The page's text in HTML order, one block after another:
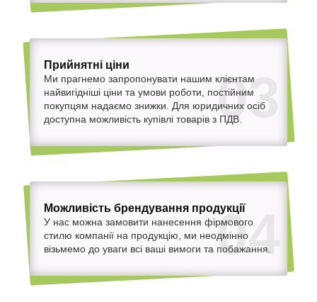
03
Прийнятні ціни
Ми прагнемо запропонувати нашим клієнтам
найвигідніші ціни та умови роботи, постійним
покупцям надаємо знижки. Для юридичних осіб
доступна можливість купівлі товарів з ПДВ.
04
Можливість брендування продукції
У нас можна замовити нанесення фірмового
стилю компанії на продукцію, ми неодмінно
візьмемо до уваги всі ваші вимоги та побажання.